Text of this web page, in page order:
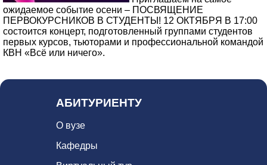
ожидаемое событие осени – ПОСВЯЩЕНИЕ
ПЕРВОКУРСНИКОВ В СТУДЕНТЫ! 12 ОКТЯБРЯ В 17:00
состоится концерт, подготовленный группами студентов
первых курсов, тьюторами и профессиональной командой
КВН «Всё или ничего».
АБИТУРИЕНТУ
О вузе
Кафедры